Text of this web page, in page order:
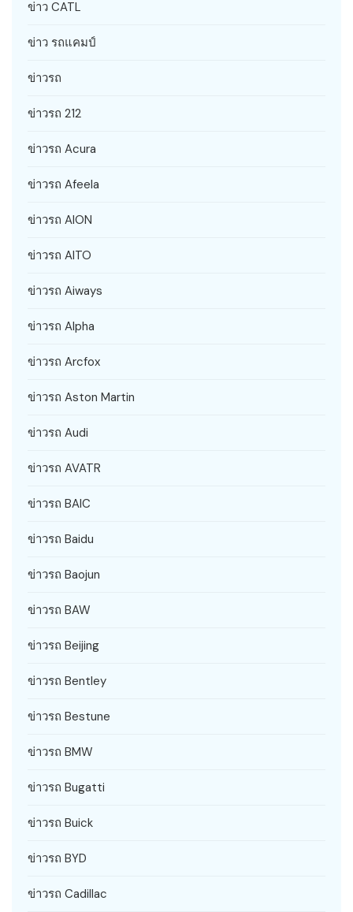
ข่าว CATL
ข่าว รถแคมป์
ข่าวรถ
ข่าวรถ 212
ข่าวรถ Acura
ข่าวรถ Afeela
ข่าวรถ AION
ข่าวรถ AITO
ข่าวรถ Aiways
ข่าวรถ Alpha
ข่าวรถ Arcfox
ข่าวรถ Aston Martin
ข่าวรถ Audi
ข่าวรถ AVATR
ข่าวรถ BAIC
ข่าวรถ Baidu
ข่าวรถ Baojun
ข่าวรถ BAW
ข่าวรถ Beijing
ข่าวรถ Bentley
ข่าวรถ Bestune
ข่าวรถ BMW
ข่าวรถ Bugatti
ข่าวรถ Buick
ข่าวรถ BYD
ข่าวรถ Cadillac